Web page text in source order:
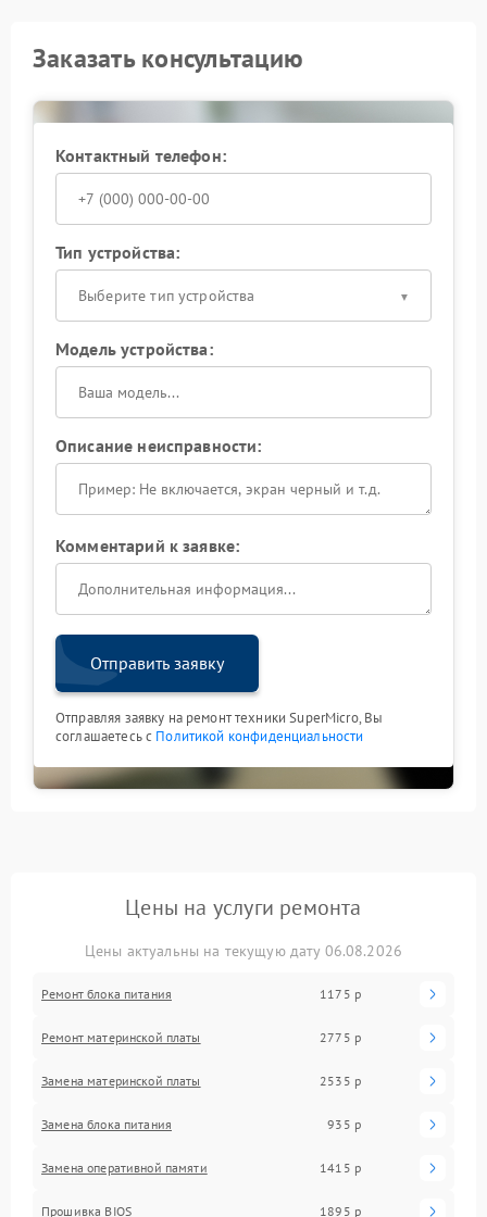
Заказать консультацию
Контактный телефон:
Тип устройства:
Выберите тип устройства
Модель устройства:
Описание неисправности:
Комментарий к заявке:
Отправить заявку
Отправляя заявку на ремонт техники SuperMicro, Вы
соглашаетесь с Политикой конфиденциальности
Цены на услуги ремонта
Цены актуальны на текущую дату 06.08.2026
Ремонт блока питания 1175 р
Ремонт материнской платы 2775 р
Замена материнской платы 2535 р
Замена блока питания 935 р
Замена оперативной памяти 1415 р
Прошивка BIOS 1895 р